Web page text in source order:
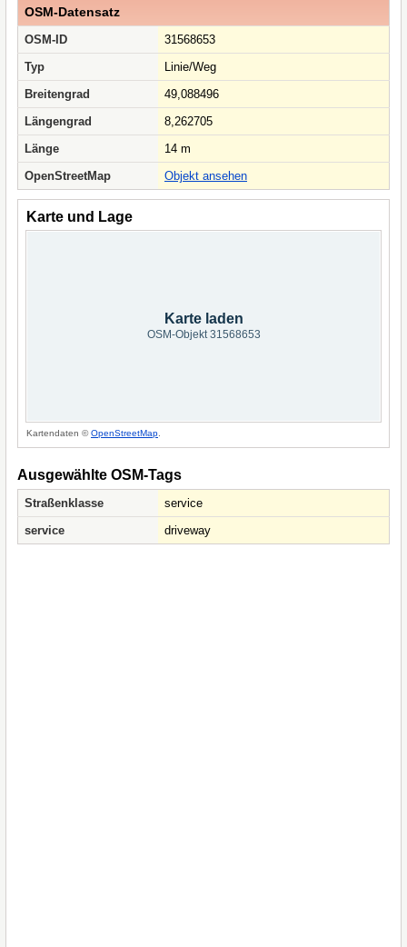
OSM-Datensatz
OSM-ID
31568653
Typ
Linie/Weg
Breitengrad
49,088496
Längengrad
8,262705
Länge
14 m
OpenStreetMap
Objekt ansehen
Karte und Lage
Karte laden
OSM-Objekt 31568653
Kartendaten ©OpenStreetMap
Ausgewählte OSM-Tags
Straßenklasse
service
service
driveway